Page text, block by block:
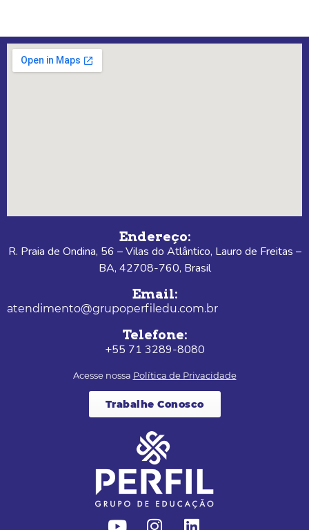
Endereço:
R. Praia de Ondina, 56 – Vilas do Atlântico, Lauro de Freitas –
BA, 42708-760, Brasil
Email:
atendimento@grupoperfiledu.com.br
Telefone:
+55 71 3289-8080
Acesse nossa Política de Privacidade
Trabalhe Conosco